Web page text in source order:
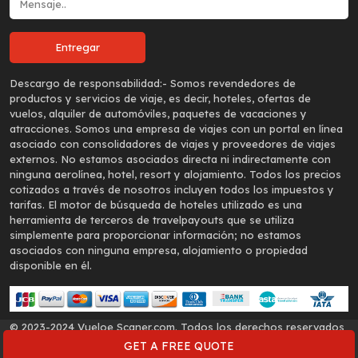
GET A FREE QUOTE
Descargo de responsabilidad:- Somos revendedores de
productos y servicios de viaje, es decir, hoteles, ofertas de
vuelos, alquiler de automóviles, paquetes de vacaciones y
atracciones. Somos una empresa de viajes con un portal en línea
asociado con consolidadores de viajes y proveedores de viajes
externos. No estamos asociados directa ni indirectamente con
ninguna aerolínea, hotel, resort y alojamiento. Todos los precios
cotizados a través de nosotros incluyen todos los impuestos y
tarifas. El motor de búsqueda de hoteles utilizado es una
herramienta de terceros de travelpayouts que se utiliza
simplemente para proporcionar información; no estamos
asociados con ninguna empresa, alojamiento o propiedad
disponible en él.
© 2023-2024 Vueloe Scaner.com. Todos los derechos reservados
- (IATA code - 14014276)